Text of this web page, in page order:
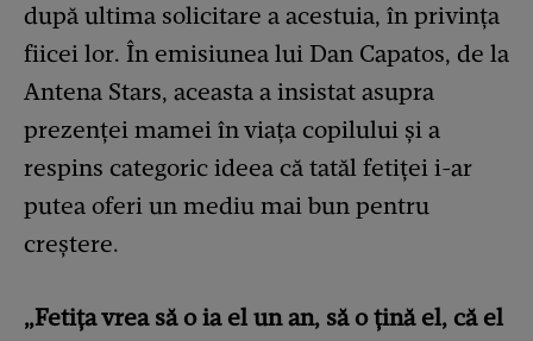
după ultima solicitare a acestuia, în privința
fiicei lor. În emisiunea lui Dan Capatos, de la
Antena Stars, aceasta a insistat asupra
prezenței mamei în viața copilului și a
respins categoric ideea că tatăl fetiței i-ar
putea oferi un mediu mai bun pentru
creștere.
„Fetița vrea să o ia el un an, să o țină el, că el